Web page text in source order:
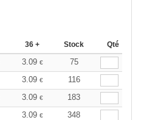
36 + Stock Qté
3.09 €
75
3.09 €
116
3.09 €
183
3.09 €
348